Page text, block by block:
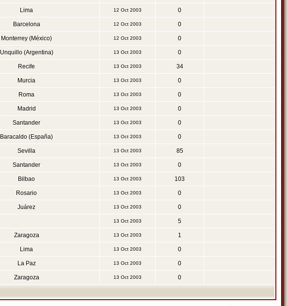
Lima 12 Oct 2003 0
Barcelona 12 Oct 2003 0
Monterrey (México) 12 Oct 2003 0
Unquillo (Argentina) 13 Oct 2003 0
Recife 13 Oct 2003 34
Murcia 13 Oct 2003 0
Roma 13 Oct 2003 0
Madrid 13 Oct 2003 0
Santander 13 Oct 2003 0
Baracaldo (España) 13 Oct 2003 0
Sevilla 13 Oct 2003 85
Santander 13 Oct 2003 0
Bilbao 13 Oct 2003 103
Rosario 13 Oct 2003 0
Juárez 13 Oct 2003 0
13 Oct 2003 5
Zaragoza 13 Oct 2003 1
Lima 13 Oct 2003 0
La Paz 13 Oct 2003 0
Zaragoza 13 Oct 2003 0